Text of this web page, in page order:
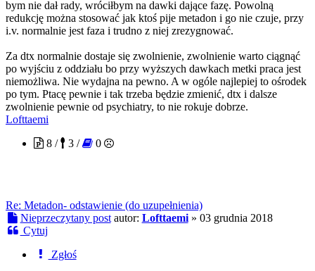
bym nie dał rady, wróciłbym na dawki dające fazę. Powolną
redukcję można stosować jak ktoś pije metadon i go nie czuje, przy
i.v. normalnie jest faza i trudno z niej zrezygnować.
Za dtx normalnie dostaje się zwolnienie, zwolnienie warto ciągnąć
po wyjściu z oddziału bo przy wyższych dawkach metki praca jest
niemożliwa. Nie wydajna na pewno. A w ogóle najlepiej to ośrodek
po tym. Ptacę pewnie i tak trzeba będzie zmienić, dtx i dalsze
zwolnienie pewnie od psychiatry, to nie rokuje dobrze.
Lofttaemi
8 /
3 / 0
Re: Metadon- odstawienie (do uzupełnienia)
Nieprzeczytany post autor: Lofttaemi» 03 grudnia 2018
Cytuj
Zgłoś